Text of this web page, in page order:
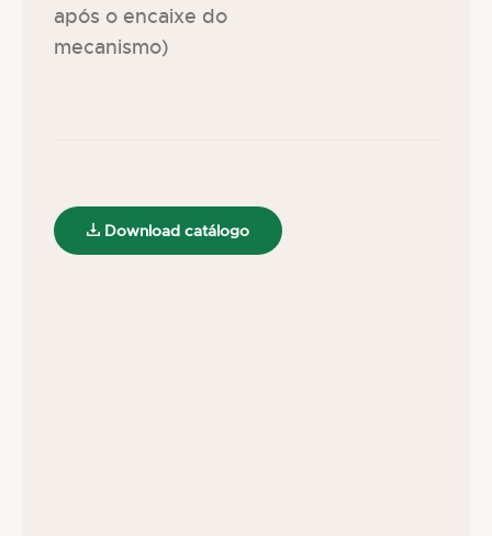
após o encaixe do
mecanismo)
Download catálogo